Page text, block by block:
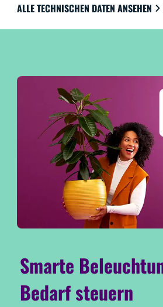
ALLE TECHNISCHEN DATEN ANSEHEN
Smarte
Bedarf steuern